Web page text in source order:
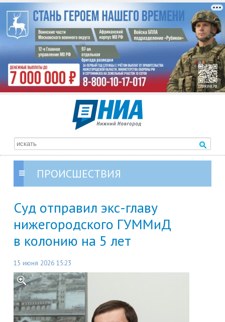
ПРОИСШЕСТВИЯ
Суд отправил экс-главу
нижегородского ГУММиД
в колонию на 5 лет
15 июня 2026 15:23